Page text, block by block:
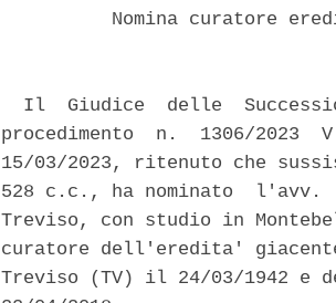
Nomina curatore
Il  Giudice  delle
procedimento  n.  1306/
15/03/2023, ritenuto che
528 c.c., ha nominato
Treviso, con studio in
curatore dell'eredita'
Treviso (TV) il 24/03/1942 e